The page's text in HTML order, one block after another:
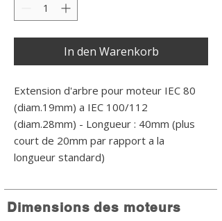
In den Warenkorb
Extension d'arbre pour moteur IEC 80
(diam.19mm) a IEC 100/112
(diam.28mm) - Longueur : 40mm (plus
court de 20mm par rapport a la
longueur standard)
Dimensions des moteurs